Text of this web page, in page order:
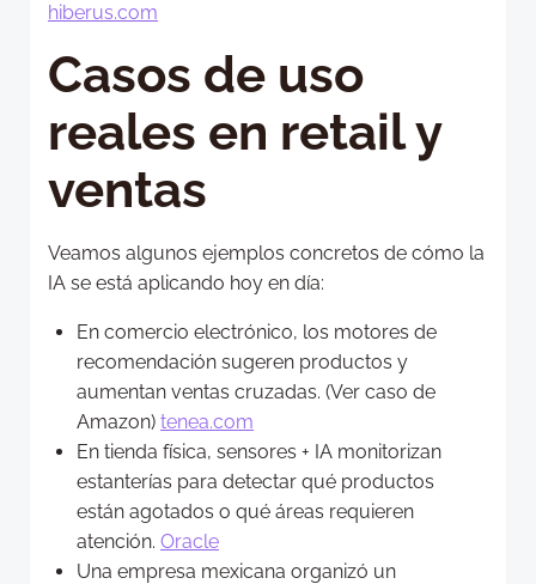
hiberus.com
Casos de uso
reales en retail y
ventas
Veamos algunos ejemplos concretos de cómo la
IA se está aplicando hoy en día:
En comercio electrónico, los motores de
recomendación sugeren productos y
aumentan ventas cruzadas. (Ver caso de
Amazon) tenea.com
En tienda física, sensores + IA monitorizan
estanterías para detectar qué productos
están agotados o qué áreas requieren
atención. Oracle
Una empresa mexicana organizó un